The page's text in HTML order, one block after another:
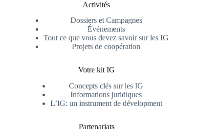
Activités
Dossiers et Campagnes
Événements
Tout ce que vous devez savoir sur les IG
Projets de coopération
Votre kit IG
Concepts clés sur les IG
Informations juridiques
L’IG: un instrument de dévelopment
Partenariats